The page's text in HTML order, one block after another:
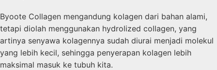
Byoote Collagen mengandung kolagen dari bahan alami,
tetapi diolah menggunakan hydrolized collagen, yang
artinya senyawa kolagennya sudah diurai menjadi molekul
yang lebih kecil, sehingga penyerapan kolagen lebih
maksimal masuk ke tubuh kita.